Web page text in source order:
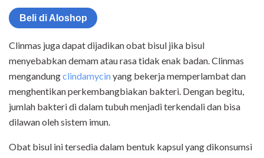
Beli di Aloshop
Clinmas juga dapat dijadikan obat bisul jika bisul
menyebabkan demam atau rasa tidak enak badan. Clinmas
mengandungclindamycinyang bekerja memperlambat dan
menghentikan perkembangbiakan bakteri. Dengan begitu,
jumlah bakteri di dalam tubuh menjadi terkendali dan bisa
dilawan oleh sistem imun.
Obat bisul ini tersedia dalam bentuk kapsul yang dikonsumsi